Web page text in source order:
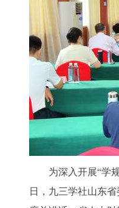
为深入开展“学
日，九三学社山东